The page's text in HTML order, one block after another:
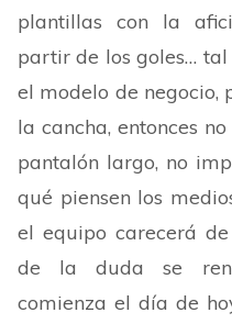
plantillas con la
partir de los goles… tal
el modelo de negocio,
la cancha, entonces
pantalón largo, no
qué piensen los
el equipo carecerá
de la duda se
comienza el día de